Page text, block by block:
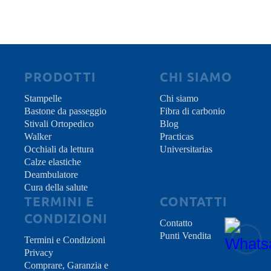
passeggio in qualsiasi tipo di ambiente.
garantire un'ammortizzazione efficiente e
una camminata completamente protetta.
PRODOTTI
Stampelle
Bastone da passeggio
Stivali Ortopedico
Walker
Occhiali da lettura
Calze elastiche
Deambulatore
Cura della salute
CHI SIAMO
Chi siamo
Fibra di carbonio
Blog
Practicas
Universitarias
TERMINI E
CONDIZIONI
Termini e Condizioni
Privacy
Comprare, Garanzia e
CONTATTI
Contatto
Punti Vendita